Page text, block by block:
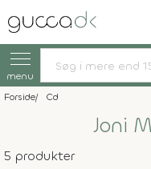
menu
Forside Cd
Joni
5 produkter